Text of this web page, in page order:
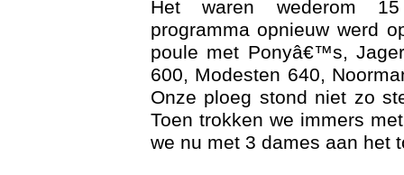
Het waren wederom
programma opnieuw werd
poule met Ponyâ€™s,
600, Modesten 640,
Onze ploeg stond niet zo
Toen trokken we immers
we nu met 3 dames aan het